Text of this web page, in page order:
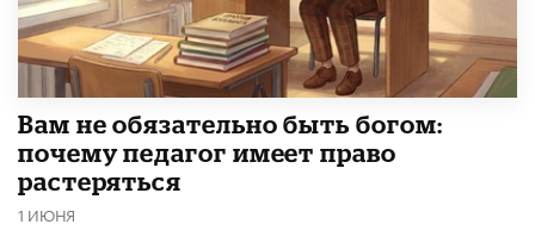
​Вам не обязательно быть богом:
почему педагог имеет право
растеряться
1 ИЮНЯ